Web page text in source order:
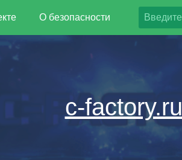
О безопасности
c-factory.ru